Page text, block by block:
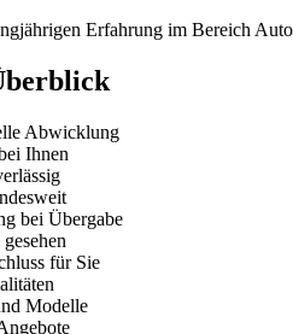
Erfahrung im Bereich
Abwicklung
Ihnen
bei Übergabe
für Sie
Modelle